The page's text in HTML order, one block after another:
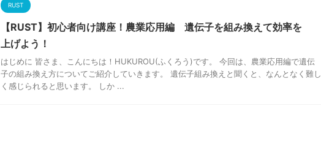
RUST
【RUST】初心者向け講座！農業応用編 遺伝子を組み換えて効率を
上げよう！
はじめに 皆さま、こんにちは！HUKUROU(ふくろう)です。 今回は、農業応用編で遺伝
子の組み換え方についてご紹介していきます。 遺伝子組み換えと聞くと、なんとなく難し
く感じられると思います。 しか ...